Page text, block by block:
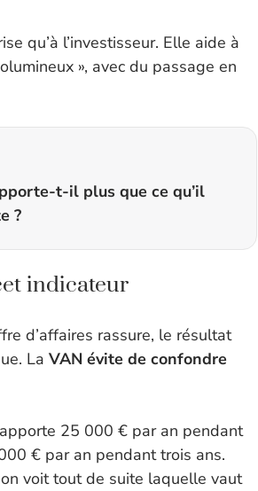
qu’à l’investisseur. Elle aide à
», avec du passage en
t-il plus que ce qu’il
?
indicateur
d’affaires rassure, le résultat
LaVAN évite de confondre
25 000 € par an pendant
€ par an pendant trois ans.
voit tout de suite laquelle vaut